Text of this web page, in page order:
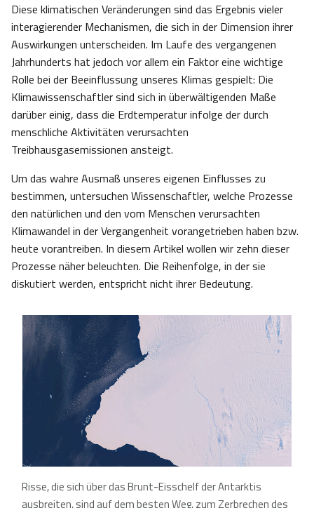
Diese klimatischen Veränderungen sind das Ergebnis vieler
interagierender Mechanismen, die sich in der Dimension ihrer
Auswirkungen unterscheiden. Im Laufe des vergangenen
Jahrhunderts hat jedoch vor allem ein Faktor eine wichtige
Rolle bei der Beeinflussung unseres Klimas gespielt: Die
Klimawissenschaftler sind sich in überwältigenden Maße
darüber einig, dass die Erdtemperatur infolge der durch
menschliche Aktivitäten verursachten
Treibhausgasemissionen ansteigt.
Um das wahre Ausmaß unseres eigenen Einflusses zu
bestimmen, untersuchen Wissenschaftler, welche Prozesse
den natürlichen und den vom Menschen verursachten
Klimawandel in der Vergangenheit vorangetrieben haben bzw.
heute vorantreiben. In diesem Artikel wollen wir zehn dieser
Prozesse näher beleuchten. Die Reihenfolge, in der sie
diskutiert werden, entspricht nicht ihrer Bedeutung.
Risse, die sich über das Brunt-Eisschelf der Antarktis
ausbreiten, sind auf dem besten Weg, zum Zerbrechen des